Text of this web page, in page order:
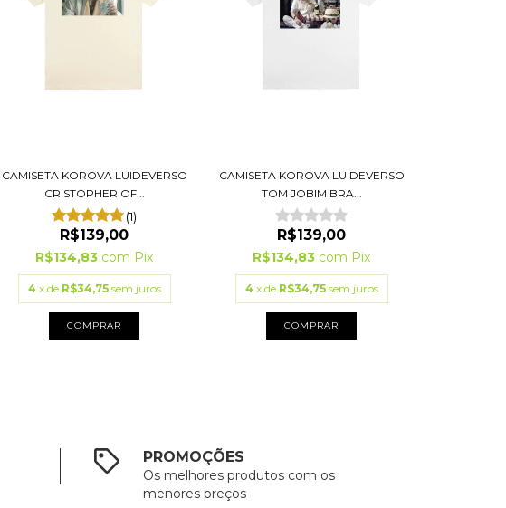
CAMISETA KOROVA LUIDEVERSO
CRISTOPHER OF...
(1)
R$139,00
R$134,83 com Pix
4 x de R$34,75 sem juros
COMPRAR
CAMISETA KOROVA LUIDEVERSO
TOM JOBIM BRA...
R$139,00
R$134,83 com Pix
4 x de R$34,75 sem juros
COMPRAR
PROMOÇÕES
Os melhores produtos com os
menores preços